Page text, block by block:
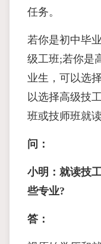
任务。
若你是初中毕
级工班;若你是
业生，可以选
以选择高级技
班或技师班就读
问：
小明：就读技
些专业?
答：